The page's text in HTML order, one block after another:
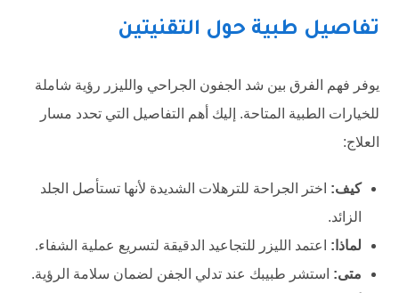
تفاصيل طبية حول التقنيتين
يوفر فهم الفرق بين شد الجفون الجراحي والليزر رؤية شاملة
للخيارات الطبية المتاحة. إليك أهم التفاصيل التي تحدد مسار
العلاج:
كيف: اختر الجراحة للترهلات الشديدة لأنها تستأصل الجلد
الزائد.
لماذا: اعتمد الليزر للتجاعيد الدقيقة لتسريع عملية الشفاء.
متى: استشر طبيبك عند تدلي الجفن لضمان سلامة الرؤية.